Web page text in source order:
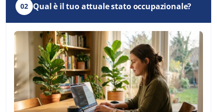
02 Qual è il tuo attuale stato occupazionale?